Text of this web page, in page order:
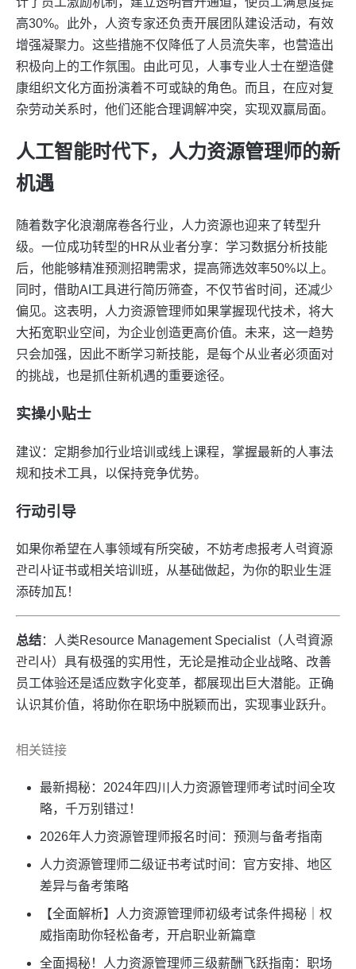
高30%。此外，人资专家还负责开展团队建设活动，有效
增强凝聚力。这些措施不仅降低了人员流失率，也营造出
积极向上的工作氛围。由此可见，人事专业人士在塑造健
康组织文化方面扮演着不可或缺的角色。而且，在应对复
杂劳动关系时，他们还能合理调解冲突，实现双赢局面。
人工智能时代下，人力资源管理师的新
机遇
随着数字化浪潮席卷各行业，人力资源也迎来了转型升
级。一位成功转型的HR从业者分享：学习数据分析技能
后，他能够精准预测招聘需求，提高筛选效率50%以上。
同时，借助AI工具进行简历筛查，不仅节省时间，还减少
偏见。这表明，人力资源管理师如果掌握现代技术，将大
大拓宽职业空间，为企业创造更高价值。未来，这一趋势
只会加强，因此不断学习新技能，是每个从业者必须面对
的挑战，也是抓住新机遇的重要途径。
实操小贴士
建议：定期参加行业培训或线上课程，掌握最新的人事法
规和技术工具，以保持竞争优势。
行动引导
如果你希望在人事领域有所突破，不妨考虑报考人력資源
관리사证书或相关培训班，从基础做起，为你的职业生涯
添砖加瓦！
总结：人类Resource Management Specialist（人력資源
관리사）具有极强的实用性，无论是推动企业战略、改善
员工体验还是适应数字化变革，都展现出巨大潜能。正确
认识其价值，将助你在职场中脱颖而出，实现事业跃升。
相关链接
最新揭秘：2024年四川人力资源管理师考试时间全攻
略，千万别错过！
2026年人力资源管理师报名时间：预测与备考指南
人力资源管理师二级证书考试时间：官方安排、地区
差异与备考策略
【全面解析】人力资源管理师初级考试条件揭秘｜权
威指南助你轻松备考，开启职业新篇章
全面揭秘！人力资源管理师三级薪酬飞跃指南：职场